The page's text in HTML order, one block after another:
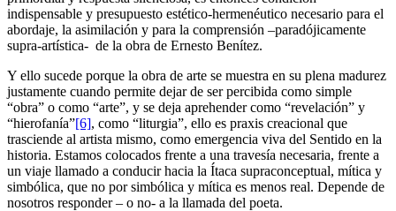
indispensable y presupuesto estético-hermenéutico necesario para el
abordaje, la asimilación y para la comprensión –paradójicamente
supra-artística- de la obra de Ernesto Benítez.
Y ello sucede porque la obra de arte se muestra en su plena madurez
justamente cuando permite dejar de ser percibida como simple
“obra” o como “arte”, y se deja aprehender como “revelación” y
“hierofanía”[6], como “liturgia”, ello es praxis creacional que
trasciende al artista mismo, como emergencia viva del Sentido en la
historia. Estamos colocados frente a una travesía necesaria, frente a
un viaje llamado a conducir hacia la Ítaca supraconceptual, mítica y
simbólica, que no por simbólica y mítica es menos real. Depende de
nosotros responder – o no- a la llamada del poeta.